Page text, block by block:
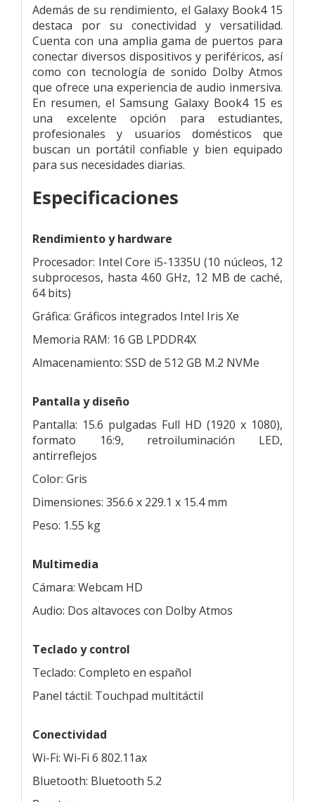
Además de su rendimiento, el Galaxy Book4 15
destaca por su conectividad y versatilidad.
Cuenta con una amplia gama de puertos para
conectar diversos dispositivos y periféricos, así
como con tecnología de sonido Dolby Atmos
que ofrece una experiencia de audio inmersiva.
En resumen, el Samsung Galaxy Book4 15 es
una excelente opción para estudiantes,
profesionales y usuarios domésticos que
buscan un portátil confiable y bien equipado
para sus necesidades diarias.
Especificaciones
Rendimiento y hardware
Procesador: Intel Core i5-1335U (10 núcleos, 12
subprocesos, hasta 4.60 GHz, 12 MB de caché,
64 bits)
Gráfica: Gráficos integrados Intel Iris Xe
Memoria RAM: 16 GB LPDDR4X
Almacenamiento: SSD de 512 GB M.2 NVMe
Pantalla y diseño
Pantalla: 15.6 pulgadas Full HD (1920 x 1080),
formato 16:9, retroiluminación LED,
antirreflejos
Color: Gris
Dimensiones: 356.6 x 229.1 x 15.4 mm
Peso: 1.55 kg
Multimedia
Cámara: Webcam HD
Audio: Dos altavoces con Dolby Atmos
Teclado y control
Teclado: Completo en español
Panel táctil: Touchpad multitáctil
Conectividad
Wi-Fi: Wi-Fi 6 802.11ax
Bluetooth: Bluetooth 5.2